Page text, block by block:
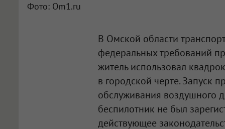
Фото: Om1.ru
В Омской области
федеральных требований
житель использовал
в городской черте. Запуск
обслуживания воздушного
беспилотник не был
действующее